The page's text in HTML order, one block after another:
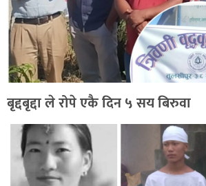
बृद्दबृद्दा ले रोपे एकै दिन ५ सय बिरुवा